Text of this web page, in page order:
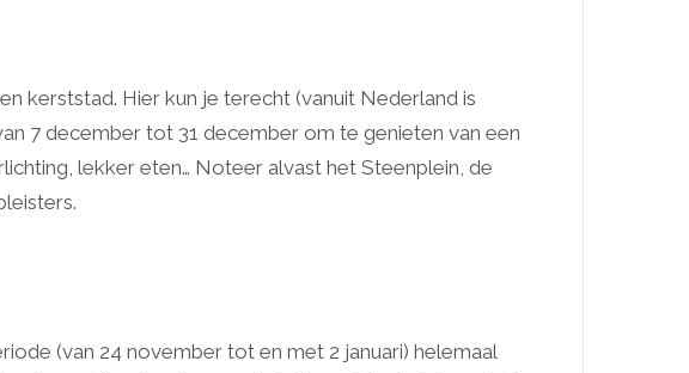
kerststad. Hier kun je terecht (vanuit Nederland is
7 december tot 31 december om te genieten van een
lekker eten… Noteer alvast het Steenplein, de
(van 24 november tot en met 2 januari) helemaal